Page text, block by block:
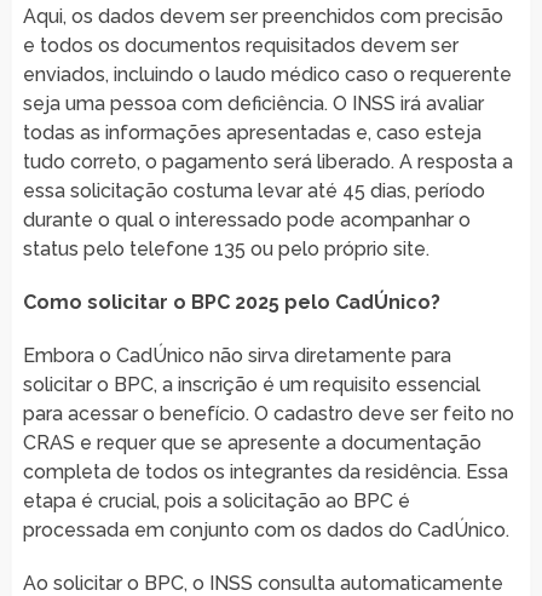
Aqui, os dados devem ser preenchidos com precisão
e todos os documentos requisitados devem ser
enviados, incluindo o laudo médico caso o requerente
seja uma pessoa com deficiência. O INSS irá avaliar
todas as informações apresentadas e, caso esteja
tudo correto, o pagamento será liberado. A resposta a
essa solicitação costuma levar até 45 dias, período
durante o qual o interessado pode acompanhar o
status pelo telefone 135 ou pelo próprio site.
Como solicitar o BPC 2025 pelo CadÚnico?
Embora o CadÚnico não sirva diretamente para
solicitar o BPC, a inscrição é um requisito essencial
para acessar o benefício. O cadastro deve ser feito no
CRAS e requer que se apresente a documentação
completa de todos os integrantes da residência. Essa
etapa é crucial, pois a solicitação ao BPC é
processada em conjunto com os dados do CadÚnico.
Ao solicitar o BPC, o INSS consulta automaticamente